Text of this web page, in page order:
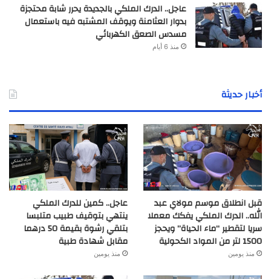
عاجل.. الدرك الملكي بالجديدة يحرر شابة محتجزة
بدوار العثامنة ويوقف المشتبه فيه باستعمال
مسدس الصعق الكهربائي
منذ 6 أيام
أخبار حديثة
قبل انطلاق موسم مولاي عبد
الله.. الدرك الملكي يفكك معملا
سريا لتقطير “ماء الحياة” ويحجز
1500 لتر من المواد الكحولية
منذ يومين
عاجل.. كمين للدرك الملكي
ينتهي بتوقيف طبيب متلبسا
بتلقي رشوة بقيمة 50 درهما
مقابل شهادة طبية
منذ يومين